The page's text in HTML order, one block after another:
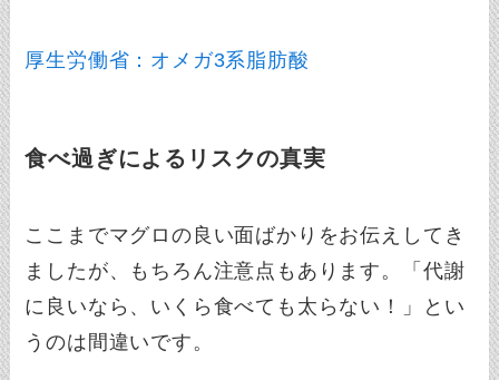
厚生労働省：オメガ3系脂肪酸
食べ過ぎによるリスクの真実
ここまでマグロの良い面ばかりをお伝えしてき
ましたが、もちろん注意点もあります。「代謝
に良いなら、いくら食べても太らない！」とい
うのは間違いです。